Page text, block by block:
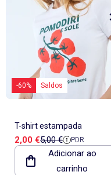
-60% Saldos
T-shirt estampada
Preço de venda
2,00 €Preço de referência
5,00 € PDR
Adicionar ao
carrinho